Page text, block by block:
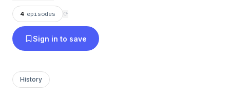
4 episodes ⟳
Sign in to save
History